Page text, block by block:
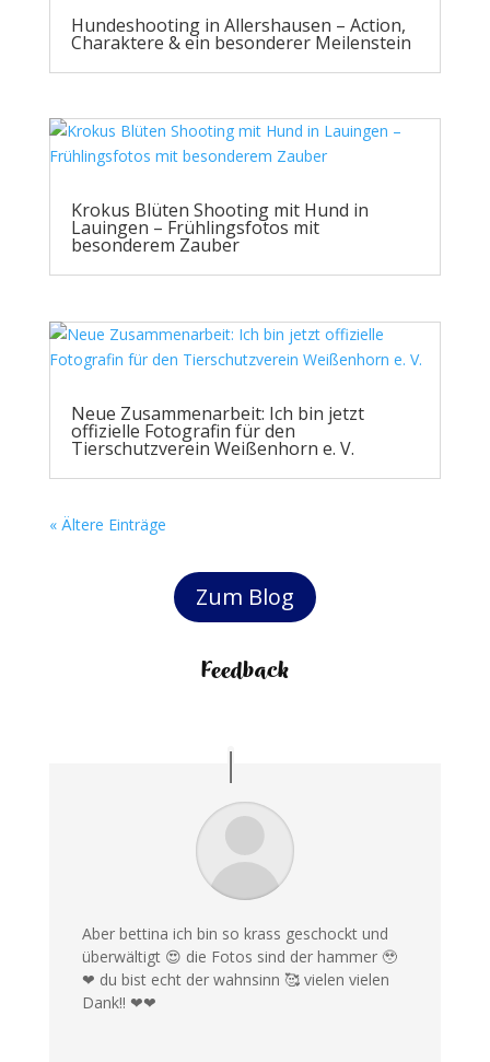
Hundeshooting in Allershausen – Action,
Charaktere & ein besonderer Meilenstein
Krokus Blüten Shooting mit Hund in
Lauingen – Frühlingsfotos mit
besonderem Zauber
Neue Zusammenarbeit: Ich bin jetzt
offizielle Fotografin für den
Tierschutzverein Weißenhorn e. V.
« Ältere Einträge
Zum Blog
Feedback
Aber bettina ich bin so krass geschockt und
überwältigt 😍 die Fotos sind der hammer 🥹
❤ du bist echt der wahnsinn 🥰 vielen vielen
Dank!! ❤❤